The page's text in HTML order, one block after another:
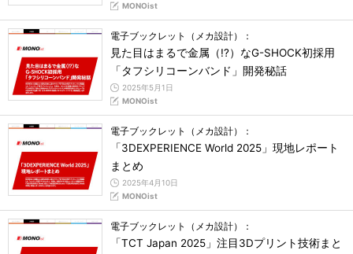
MONOist
電子ブックレット（メカ設計）：
見た目はまるで金属（!?）なG-SHOCK初採用
「タフシリコーンバンド」開発秘話
2025年5月1日
MONOist
電子ブックレット（メカ設計）：
「3DEXPERIENCE World 2025」現地レポート
まとめ
2025年4月10日
MONOist
電子ブックレット（メカ設計）：
「TCT Japan 2025」注目3Dプリント技術まと